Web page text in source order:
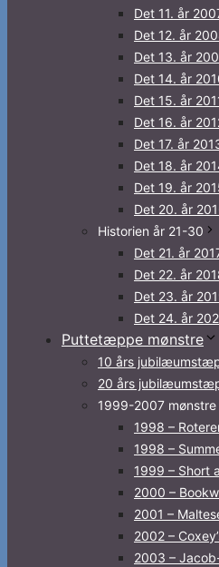
Det 11. år
Det 12. år
Det 13. år
Det 14. år
Det 15. år
Det 16. år
Det 17. år
Det 18. år
Det 19. år
Det 20. år
Historien år 21-30
Det 21. år
Det 22. år
Det 23. år
Det 24. år
Puttetæppe mønstre
10 års
20 års
1999-2007 mønstre
1998 –
1998 –
1999 – Short
2000 –
2001 –
2002 –
2003 –